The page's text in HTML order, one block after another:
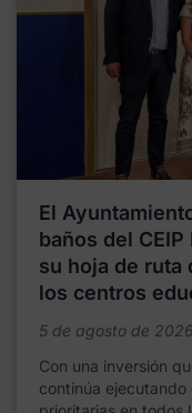
El
baños del
su hoja de ruta
los centros
5 de agosto de 2026
Con una inversión
continúa